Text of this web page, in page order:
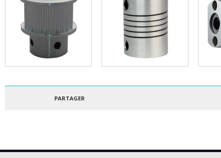
pour courroie de 9mm,
mm
PARTAGER